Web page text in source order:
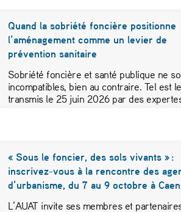
Quand la sobriété foncière positionne
l’aménagement comme un levier de
prévention sanitaire
Sobriété foncière et santé publique ne
incompatibles, bien au contraire. Tel est
transmis le 25 juin 2026 par des
« Sous le foncier, des sols vivants » :
inscrivez-vous à la rencontre des
d’urbanisme, du 7 au 9 octobre à Caen
L’AUAT invite ses membres et